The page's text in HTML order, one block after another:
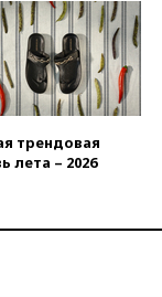
трендовая
лета – 2026